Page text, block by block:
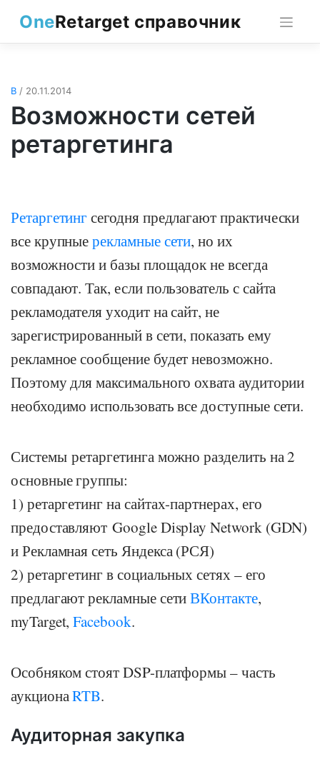
contentOneRetarget справочник
В / 20.11.2014
Возможности сетей
ретаргетинга
Ретаргетинг сегодня предлагают практически
все крупныерекламные сети, но их
возможности и базы площадок не всегда
совпадают. Так, если пользователь с сайта
рекламодателя уходит на сайт, не
зарегистрированный в сети, показать ему
рекламное сообщение будет невозможно.
Поэтому для максимального охвата аудитории
необходимо использовать все доступные сети.
Системы ретаргетинга можно разделить на 2
основные группы:
1) ретаргетинг на сайтах-партнерах, его
предоставляют Google Display Network (GDN)
и Рекламная сеть Яндекса (РСЯ)
2) ретаргетинг в социальных сетях – его
предлагают рекламные сетиВКонтакте,
myTarget,Facebook.
Особняком стоят DSP-платформы – часть
аукционаRTB.
Аудиторная закупка